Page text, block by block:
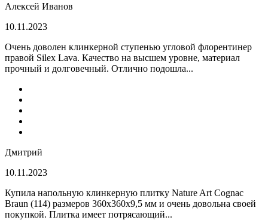
Алексей Иванов
10.11.2023
Очень доволен клинкерной ступенью угловой флорентинер
правой Silex Lava. Качество на высшем уровне, материал
прочный и долговечный. Отлично подошла...
Дмитрий
10.11.2023
Купила напольную клинкерную плитку Nature Art Cognac
Braun (114) размеров 360x360x9,5 мм и очень довольна своей
покупкой. Плитка имеет потрясающий...